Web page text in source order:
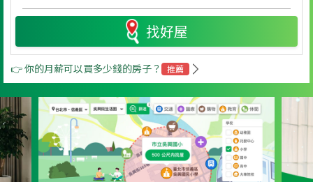
找好屋
👉 你的月薪可以買多少錢的房子？ 推薦